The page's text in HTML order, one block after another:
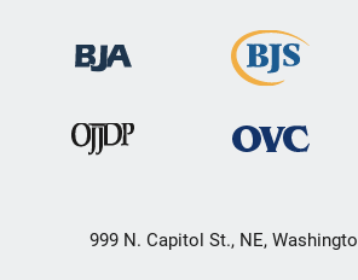
999 N. Capitol St., NE,